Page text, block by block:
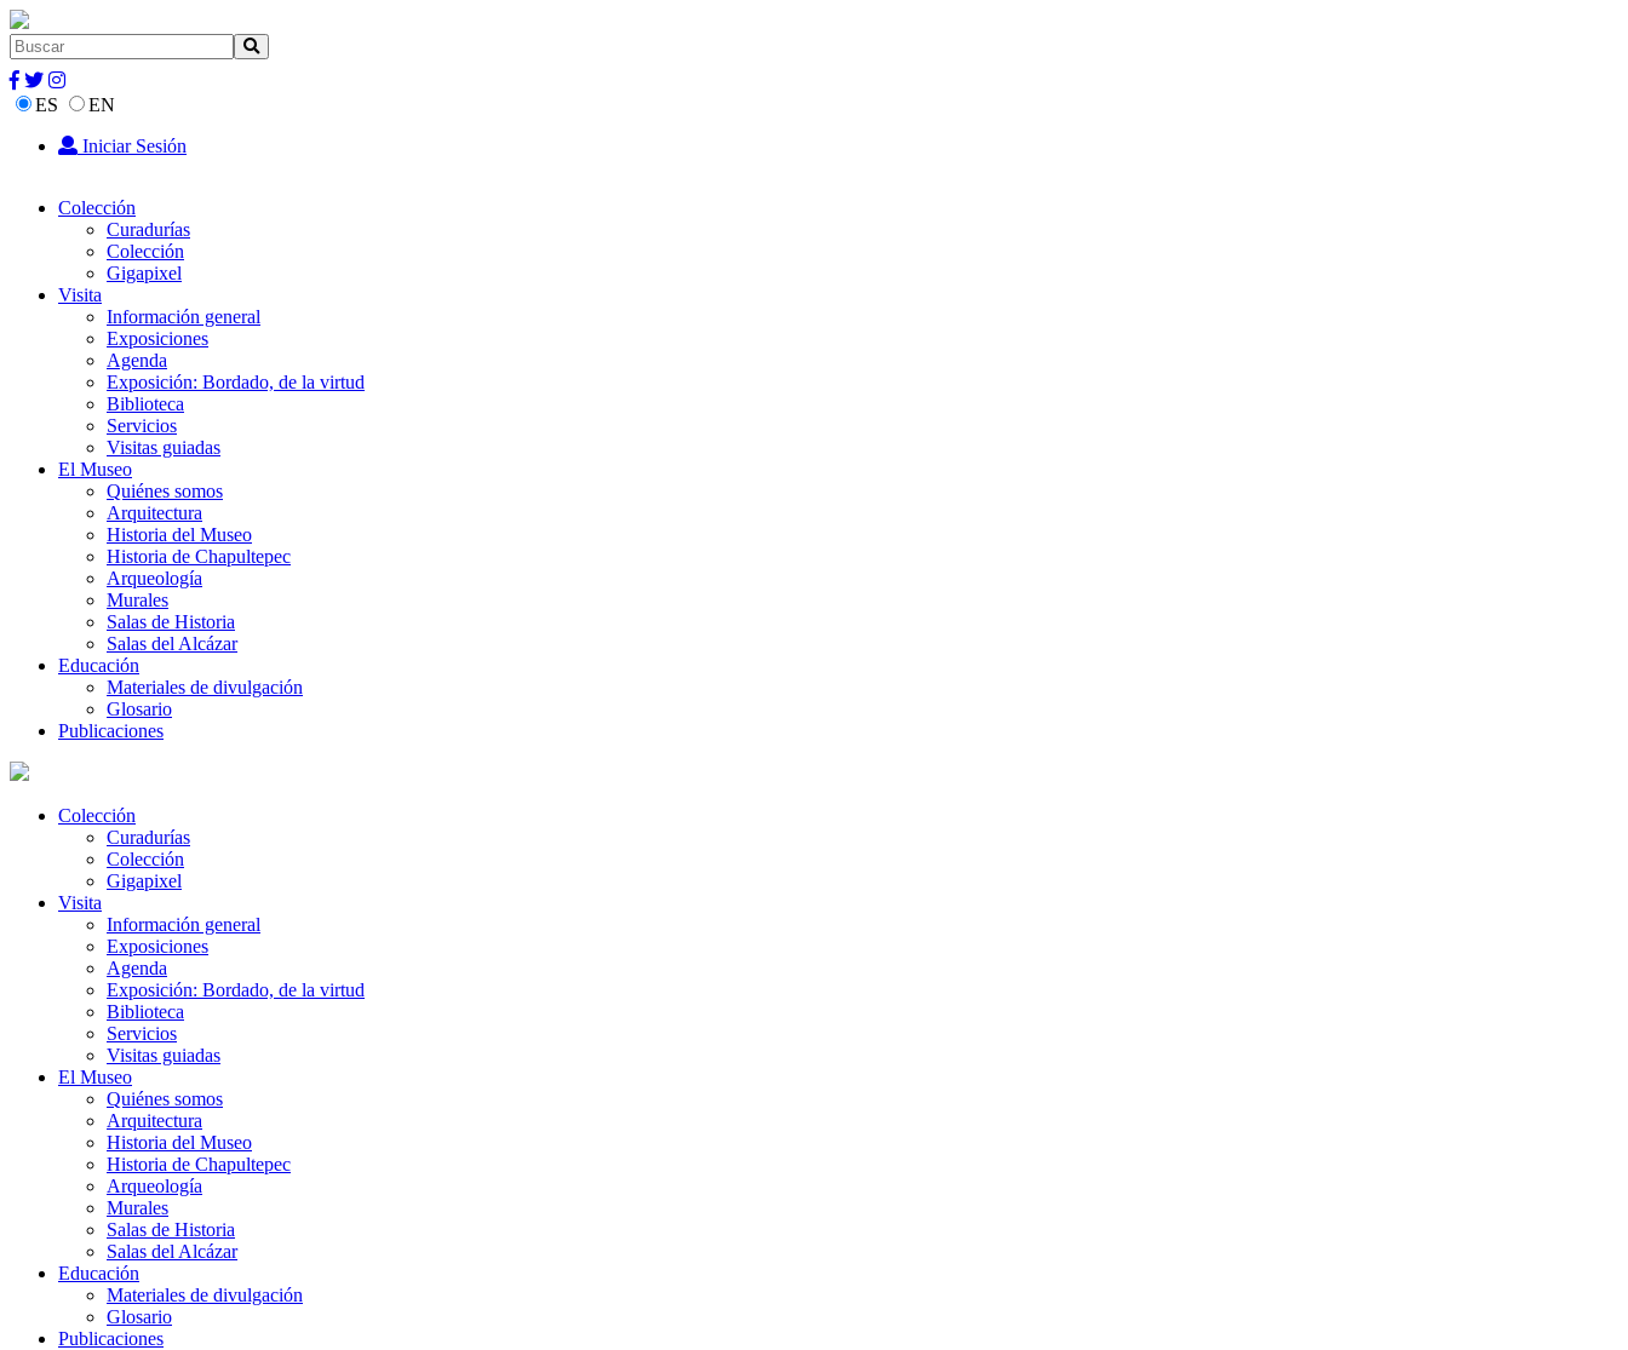
ES
EN
Iniciar Sesión
Colección
Curadurías
Colección
Gigapixel
Visita
Información general
Exposiciones
Agenda
Exposición: Bordado, de la virtud
Biblioteca
Servicios
Visitas guiadas
El Museo
Quiénes somos
Arquitectura
Historia del Museo
Historia de Chapultepec
Arqueología
Murales
Salas de Historia
Salas del Alcázar
Educación
Materiales de divulgación
Glosario
Publicaciones
Colección
Curadurías
Colección
Gigapixel
Visita
Información general
Exposiciones
Agenda
Exposición: Bordado, de la virtud
Biblioteca
Servicios
Visitas guiadas
El Museo
Quiénes somos
Arquitectura
Historia del Museo
Historia de Chapultepec
Arqueología
Murales
Salas de Historia
Salas del Alcázar
Educación
Materiales de divulgación
Glosario
Publicaciones